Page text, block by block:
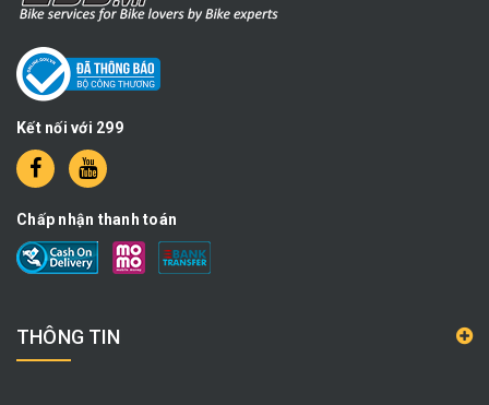
Kết nối với 299
Chấp nhận thanh toán
THÔNG TIN